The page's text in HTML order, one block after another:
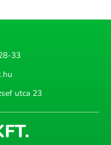
33
utca 23